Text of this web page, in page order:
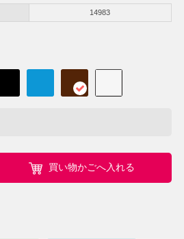
14983
買い物かごへ入れる